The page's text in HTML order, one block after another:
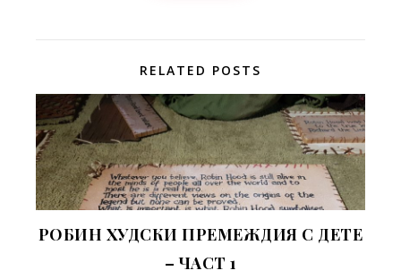
RELATED POSTS
РОБИН ХУДСКИ ПРЕМЕЖДИЯ С ДЕТЕ
– ЧАСТ 1